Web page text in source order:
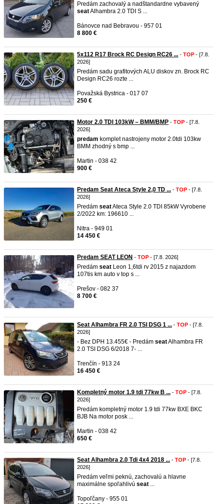
Predám zachovalý a nadštandardne vybavený
seatAlhambra 2.0 TDI S ...
Bánovce nad Bebravou - 957 01
8 800 €
5x112 R17 Brock RC Design RC26 ... - TOP - [7.8.
2026]
Predám sadu grafitových ALU diskov zn. Brock RC
Design RC26 rozte ...
Považská Bystrica - 017 07
250 €
Motor 2.0 TDI 103kW – BMM/BMP - TOP - [7.8.
2026]
predam komplet nastrojeny motor 2.0tdi 103kw
BMM zhodný s bmp ...
Martin - 038 42
900 €
Predam Seat Ateca Style 2,0 TD ... - TOP - [7.8.
2026]
Predám seatAteca Style 2.0 TDI 85kW Vyrobene
2/2022 km: 196610 ...
Nitra - 949 01
14 450 €
Predam SEAT LEON - TOP - [7.8. 2026]
Predám seat Leon 1,6tdi rv 2015 z najazdom
107tis km auto v top s ...
Prešov - 082 37
8 700 €
Seat Alhambra FR 2.0 TSI DSG 1 ... - TOP - [7.8.
2026]
- Bez DPH 13.455€ - Predám seatAlhambra FR
2.0 TSI DSG 6/2018 7- ...
Trenčín - 913 24
16 450 €
Kompletný motor 1.9 tdi 77kw B ... - TOP - [7.8.
2026]
Predám kompletný motor 1.9 tdi 77kw BXE BKC
BJB Na motor posk ...
Martin - 038 42
650 €
Seat Alhambra 2.0 Tdi 4x4 2018 ... - TOP - [7.8.
2026]
Predám veľmi peknú, zachovalú a hlavne
maximálne spoľahlivú seat ...
Topoľčany - 955 01